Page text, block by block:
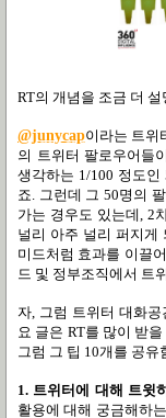
RT의 개념을 조금 더
@junycap이라는 트위
의 트위터 팔로우어들
생각하는 1/100 정도
죠. 그런데 그 50명의
가는 경우도 있는데, 2
널리 아주 널리 퍼지게
미드처럼 효과를 이끌
드 및 정부조직에서 트
자 그럼 트위터 대화
요 글은 RT를 많이 받
그럼 그 팁 10개를 공유
1. 트위터에 대해 트윗
활용에 대해 궁금해하